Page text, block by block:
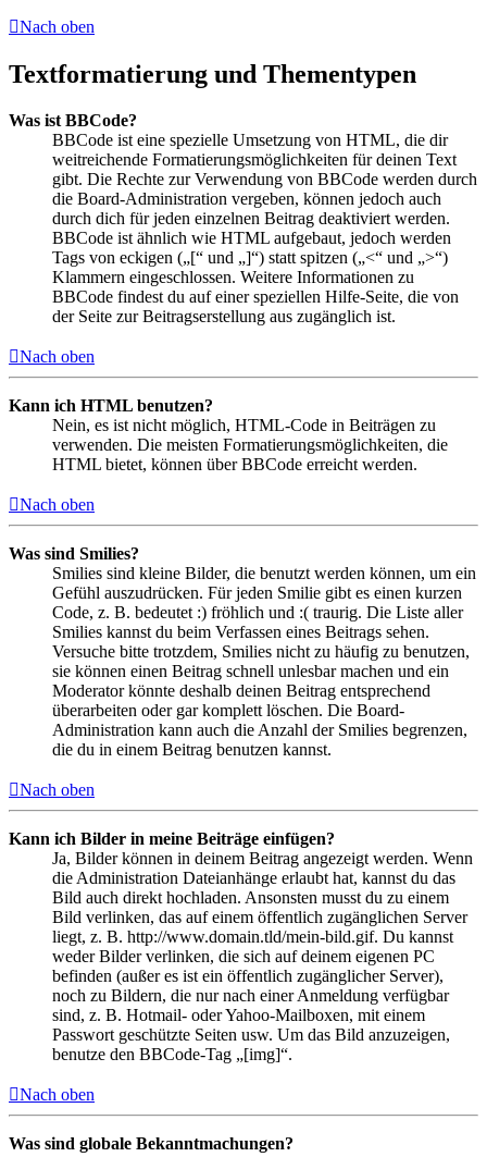
Nach oben
Textformatierung und Thementypen
Was ist BBCode?
BBCode ist eine spezielle Umsetzung von HTML, die dir
weitreichende Formatierungsmöglichkeiten für deinen Text
gibt. Die Rechte zur Verwendung von BBCode werden durch
die Board-Administration vergeben, können jedoch auch
durch dich für jeden einzelnen Beitrag deaktiviert werden.
BBCode ist ähnlich wie HTML aufgebaut, jedoch werden
Tags von eckigen („[“ und „]“) statt spitzen („<“ und „>“)
Klammern eingeschlossen. Weitere Informationen zu
BBCode findest du auf einer speziellen Hilfe-Seite, die von
der Seite zur Beitragserstellung aus zugänglich ist.
Nach oben
Kann ich HTML benutzen?
Nein, es ist nicht möglich, HTML-Code in Beiträgen zu
verwenden. Die meisten Formatierungsmöglichkeiten, die
HTML bietet, können über BBCode erreicht werden.
Nach oben
Was sind Smilies?
Smilies sind kleine Bilder, die benutzt werden können, um ein
Gefühl auszudrücken. Für jeden Smilie gibt es einen kurzen
Code, z. B. bedeutet :) fröhlich und :( traurig. Die Liste aller
Smilies kannst du beim Verfassen eines Beitrags sehen.
Versuche bitte trotzdem, Smilies nicht zu häufig zu benutzen,
sie können einen Beitrag schnell unlesbar machen und ein
Moderator könnte deshalb deinen Beitrag entsprechend
überarbeiten oder gar komplett löschen. Die Board-
Administration kann auch die Anzahl der Smilies begrenzen,
die du in einem Beitrag benutzen kannst.
Nach oben
Kann ich Bilder in meine Beiträge einfügen?
Ja, Bilder können in deinem Beitrag angezeigt werden. Wenn
die Administration Dateianhänge erlaubt hat, kannst du das
Bild auch direkt hochladen. Ansonsten musst du zu einem
Bild verlinken, das auf einem öffentlich zugänglichen Server
liegt, z. B. http://www.domain.tld/mein-bild.gif. Du kannst
weder Bilder verlinken, die sich auf deinem eigenen PC
befinden (außer es ist ein öffentlich zugänglicher Server),
noch zu Bildern, die nur nach einer Anmeldung verfügbar
sind, z. B. Hotmail- oder Yahoo-Mailboxen, mit einem
Passwort geschützte Seiten usw. Um das Bild anzuzeigen,
benutze den BBCode-Tag „[img]“.
Nach oben
Was sind globale Bekanntmachungen?